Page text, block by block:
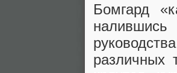
Бомгард
различных